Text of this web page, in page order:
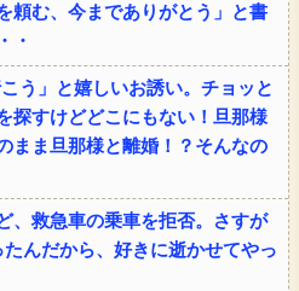
頼む、今までありがとう」と書
・
う」と嬉しいお誘い。チョッと
探すけどどこにもない！旦那様
まま旦那様と離婚！？そんなの
、救急車の乗車を拒否。さすが
んだから、好きに逝かせてやっ